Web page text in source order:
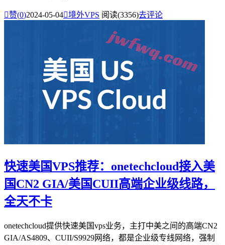
赞(0)2024-05-04境外VPS 阅读(3356)去评论
快速美国VPS推荐：onetechcloud接入美
国CN2 GIA/美国CUII高端企业级线路，
全天不卡
onetechcloud提供快速美国vps业务，主打中美之间的高端CN2
GIA/AS4809、CUII/S9929网络，都是企业级专线网络，强制